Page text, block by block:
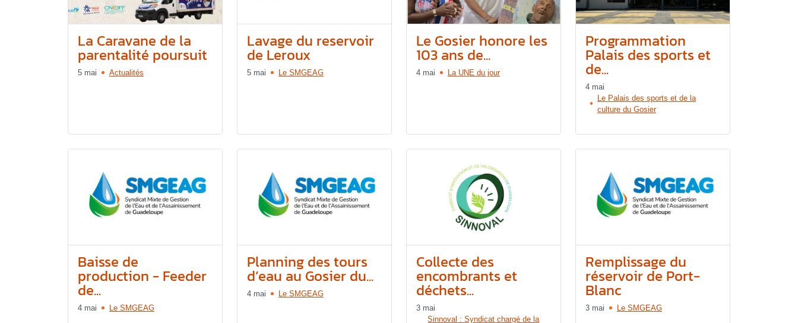
La Caravane de la
parentalité poursuit
5 mai Actualités
Lavage du reservoir
de Leroux
5 mai Le SMGEAG
Le Gosier honore les
103 ans de...
4 mai La UNE du jour
Programmation
Palais des sports et
de...
4 mai
Le Palais des sports et de la
culture du Gosier
Baisse de
production - Feeder
de...
4 mai Le SMGEAG
Planning des tours
d’eau au Gosier du...
4 mai Le SMGEAG
Collecte des
encombrants et
déchets...
3 mai
Sinnoval : Syndicat chargé de la
Remplissage du
réservoir de Port-
Blanc
3 mai Le SMGEAG